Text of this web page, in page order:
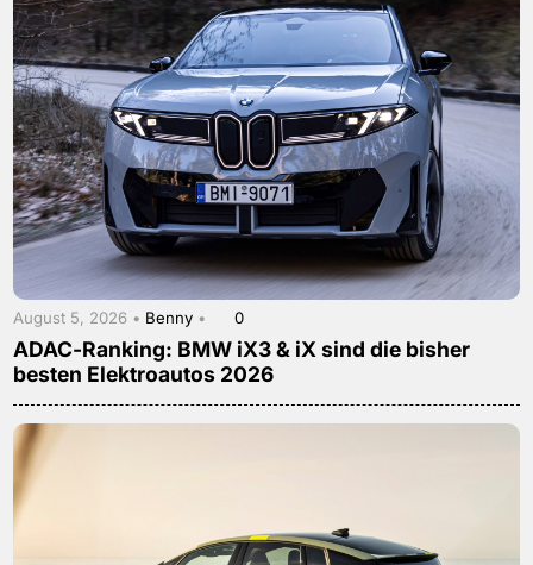
August 5, 2026 • Benny • 0
ADAC-Ranking: BMW iX3 & iX sind die bisher
besten Elektroautos 2026